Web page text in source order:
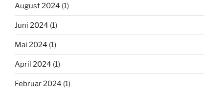
August 2024 (1)
Juni 2024 (1)
Mai 2024 (1)
April 2024 (1)
Februar 2024 (1)